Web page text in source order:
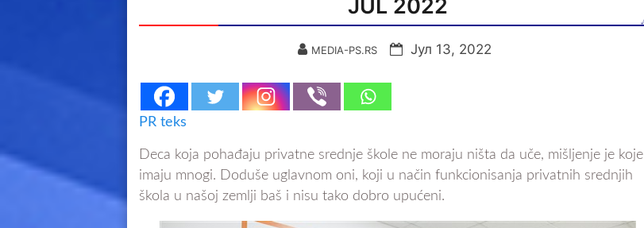
JUL 2022
MEDIA-PS.RS Јул 13, 2022
PR teks
Deca koja pohađaju privatne srednje škole ne moraju ništa da uče, mišljenje je koje
imaju mnogi. Doduše uglavnom oni, koji u način funkcionisanja privatnih srednjih
škola u našoj zemlji baš i nisu tako dobro upućeni.